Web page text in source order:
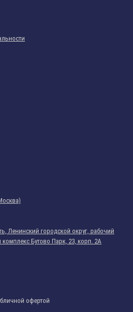
Ленинский городской округ, рабочий
Бутово Парк, 23, корп. 2А
офертой